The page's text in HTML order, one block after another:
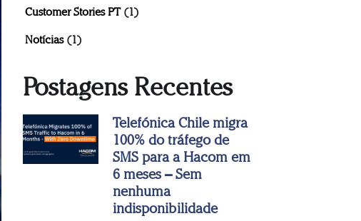
Customer Stories PT(1)
Notícias(1)
Postagens Recentes
Telefónica Chile migra
100% do tráfego de
SMS para a Hacom em
6 meses – Sem
nenhuma
indisponibilidade